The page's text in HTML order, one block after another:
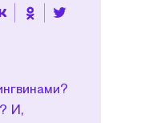
И,